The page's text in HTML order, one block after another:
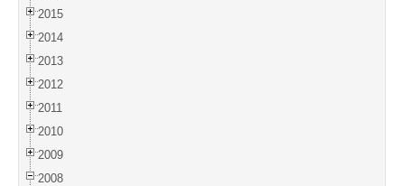
2015
2014
2013
2012
2011
2010
2009
2008